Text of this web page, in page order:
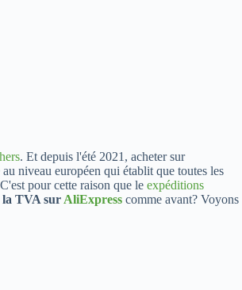
. Et depuis l'été 2021, acheter sur
niveau européen qui établit que toutes les
pour cette raison que le expéditions
la TVA sur AliExpress comme avant? Voyons